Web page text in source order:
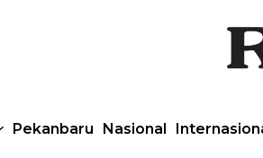
Pekanbaru Nasional